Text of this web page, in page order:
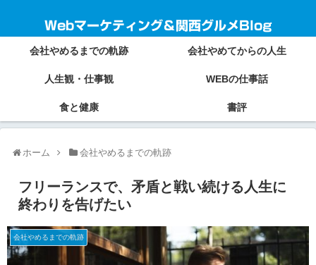
Webマーケティング＆関西グルメBlog
会社やめるまでの軌跡 会社やめてからの人生
人生観・仕事観 WEBの仕事話
食と健康 書評
ホーム 会社やめるまでの軌跡
フリーランスで、矛盾と戦い続ける人生に
終わりを告げたい
会社やめるまでの軌跡